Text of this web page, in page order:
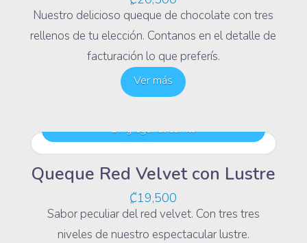
Nuestro delicioso queque de chocolate con tres
rellenos de tu elección. Contanos en el detalle de
facturación lo que preferís.
Ver más
Queque Red Velvet con Lustre
₡19,500
Sabor peculiar del red velvet. Con tres tres
niveles de nuestro espectacular lustre.
Agregar al carrito